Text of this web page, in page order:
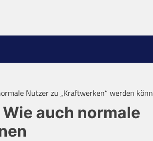
Nutzer zu „Kraftwerken“ werden
auch normale